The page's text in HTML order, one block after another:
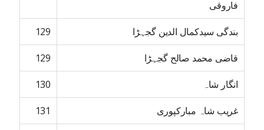
فاروقی
بندگی سیدکمال الدین گجہڑا 129
قاضی محمد صالح گجہڑا 129
انگار شاہ 130
غریب شاہ مبارکپوری 131